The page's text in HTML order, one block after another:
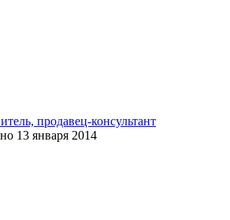
продавец-консультант
13 января 2014